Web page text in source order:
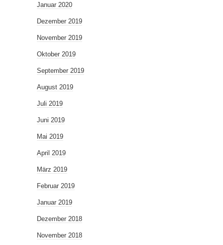
Januar 2020
Dezember 2019
November 2019
Oktober 2019
September 2019
August 2019
Juli 2019
Juni 2019
Mai 2019
April 2019
März 2019
Februar 2019
Januar 2019
Dezember 2018
November 2018